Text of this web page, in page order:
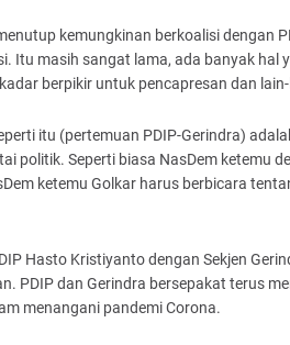
kemungkinan berkoalisi dengan
Itu masih sangat lama, ada banyak hal
berpikir untuk pencapresan dan
itu (pertemuan PDIP-Gerindra)
politik. Seperti biasa NasDem ketemu
ketemu Golkar harus berbicara
Hasto Kristiyanto dengan Sekjen
PDIP dan Gerindra bersepakat terus
menangani pandemi Corona.